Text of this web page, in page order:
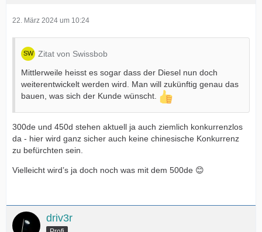
22. März 2024 um 10:24
Zitat von Swissbob
Mittlerweile heisst es sogar dass der Diesel nun doch
weiterentwickelt werden wird. Man will zukünftig genau das
bauen, was sich der Kunde wünscht.
300de und 450d stehen aktuell ja auch ziemlich konkurrenzlos
da - hier wird ganz sicher auch keine chinesische Konkurrenz
zu befürchten sein.
Vielleicht wird’s ja doch noch was mit dem 500de 😊
driv3r